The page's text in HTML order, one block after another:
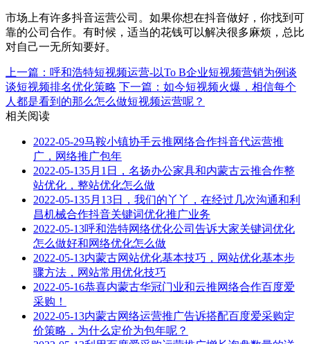
市场上有许多抖音运营公司。如果你想在抖音做好，你找到可
靠的公司合作。有时候，适当的花钱可以解决很多麻烦，总比
对自己一无所知要好。
上一篇：呼和浩特短视频运营-以To B企业短视频营销为例谈
谈短视频排名优化策略 下一篇：如今短视频火爆，相信每个
人都是看到的那么怎么做短视频运营呢？
相关阅读
2022-05-29马鞍小镇协手云推网络合作抖音代运营推
广，网络推广包年
2022-05-135月1日，名扬办公家具和内蒙古云推合作整
站优化，整站优化怎么做
2022-05-135月13日，我们的丫丫，在经过几次沟通和利
昌机械合作抖音关键词优化推广业务
2022-05-13呼和浩特网络优化公司告诉大家关键词优化
怎么做好和网络优化怎么做
2022-05-13内蒙古网站优化基本技巧，网站优化基本步
骤方法，网站常用优化技巧
2022-05-16恭喜内蒙古华冠门业和云推网络合作百度爱
采购！
2022-05-13内蒙古网络运营推广告诉搭配百度爱采购定
价策略，为什么定价为包年呢？